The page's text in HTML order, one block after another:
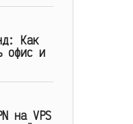
Как
офис и
на VPS